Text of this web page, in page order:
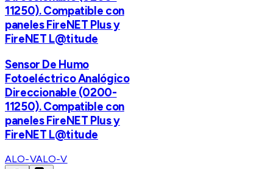
11250). Compatible con
paneles FireNET Plus y
FireNET L@titude
Sensor De Humo
Fotoeléctrico Analógico
Direccionable (0200-
11250). Compatible con
paneles FireNET Plus y
FireNET L@titude
ALO-VALO-V